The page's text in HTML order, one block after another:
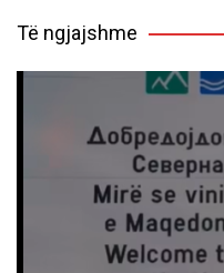
Të ngjajshme